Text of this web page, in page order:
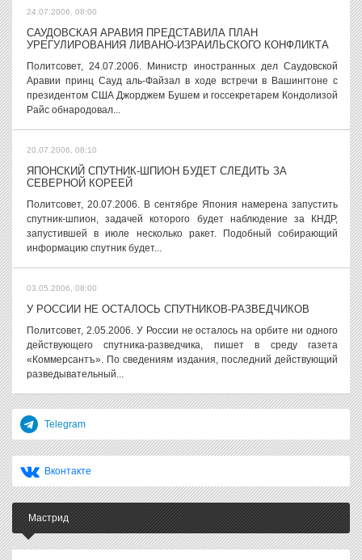
24.07.2006, 08:00
САУДОВСКАЯ АРАВИЯ ПРЕДСТАВИЛА ПЛАН
УРЕГУЛИРОВАНИЯ ЛИВАНО-ИЗРАИЛЬСКОГО КОНФЛИКТА
Политсовет, 24.07.2006. Министр иностранных дел Саудовской
Аравии принц Сауд аль-Файзал в ходе встречи в Вашингтоне с
президентом США Джорджем Бушем и госсекретарем Кондолизой
Райс обнародовал...
20.07.2006, 08:10
ЯПОНСКИЙ СПУТНИК-ШПИОН БУДЕТ СЛЕДИТЬ ЗА
СЕВЕРНОЙ КОРЕЕЙ
Политсовет, 20.07.2006. В сентябре Япония намерена запустить
спутник-шпион, задачей которого будет наблюдение за КНДР,
запустившей в июле несколько ракет. Подобный собирающий
информацию спутник будет...
03.05.2006, 08:00
У РОССИИ НЕ ОСТАЛОСЬ СПУТНИКОВ-РАЗВЕДЧИКОВ
Политсовет, 2.05.2006. У России не осталось на орбите ни одного
действующего спутника-разведчика, пишет в среду газета
«Коммерсантъ». По сведениям издания, последний действующий
разведывательный...
Telegram
Вконтакте
Мастрид